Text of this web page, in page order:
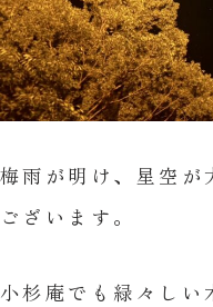
梅雨が明け、星空が
ございます。
小杉庵でも緑々しい